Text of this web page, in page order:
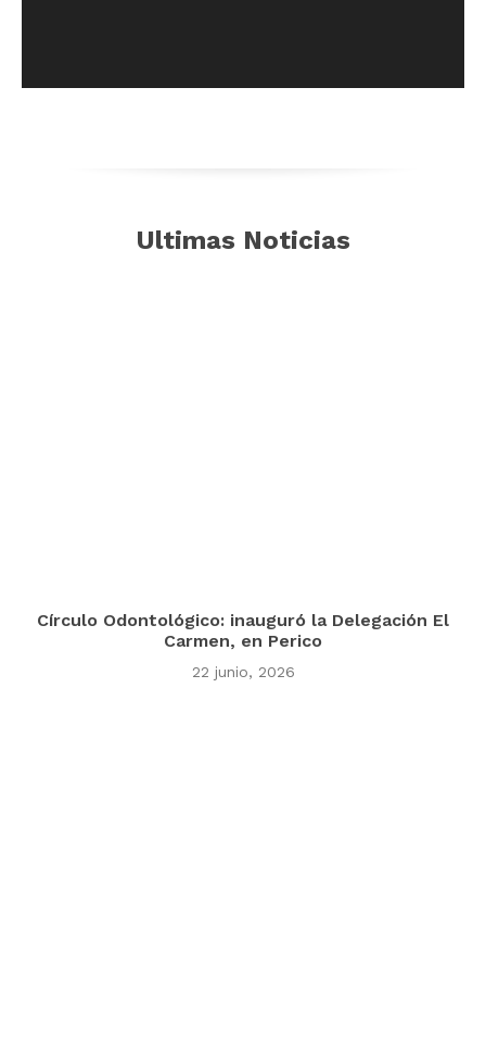
Ultimas Noticias
Círculo Odontológico: inauguró la Delegación El
Carmen, en Perico
22 junio, 2026